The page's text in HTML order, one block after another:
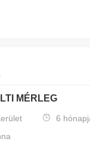
MÉRLEG
6